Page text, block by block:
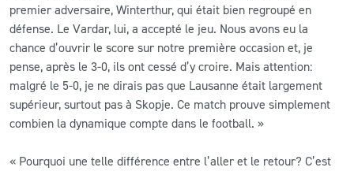
premier adversaire, Winterthur, qui était bien regroupé en
défense. Le Vardar, lui, a accepté le jeu. Nous avons eu la
chance d’ouvrir le score sur notre première occasion et, je
pense, après le 3-0, ils ont cessé d’y croire. Mais attention:
malgré le 5-0, je ne dirais pas que Lausanne était largement
supérieur, surtout pas à Skopje. Ce match prouve simplement
combien la dynamique compte dans le football. »
« Pourquoi une telle différence entre l’aller et le retour? C’est